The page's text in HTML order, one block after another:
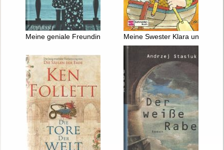
Meine geniale Freundin : RomanMeine Swester Klara und der